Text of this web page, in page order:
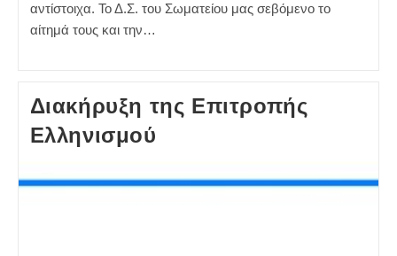
αντίστοιχα. Το Δ.Σ. του Σωματείου μας σεβόμενο το
αίτημά τους και την…
Διακήρυξη της Επιτροπής
Ελληνισμού